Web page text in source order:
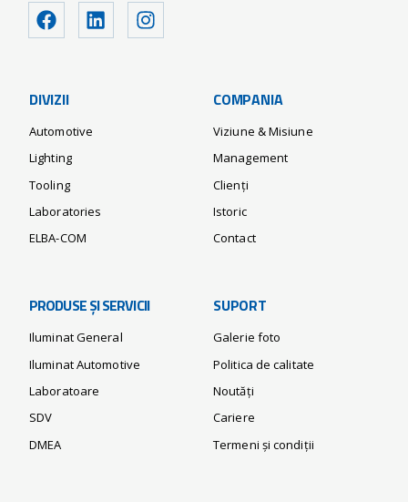
DIVIZII
Automotive
Lighting
Tooling
Laboratories
ELBA-COM
COMPANIA
Viziune & Misiune
Management
Clienți
Istoric
Contact
PRODUSE ȘI SERVICII
Iluminat General
Iluminat Automotive
Laboratoare
SDV
DMEA
SUPORT
Galerie foto
Politica de calitate
Noutăți
Cariere
Termeni și condiții